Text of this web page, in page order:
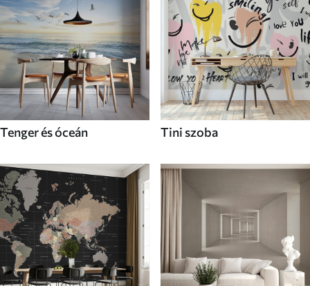
Tenger és óceán Tini szoba